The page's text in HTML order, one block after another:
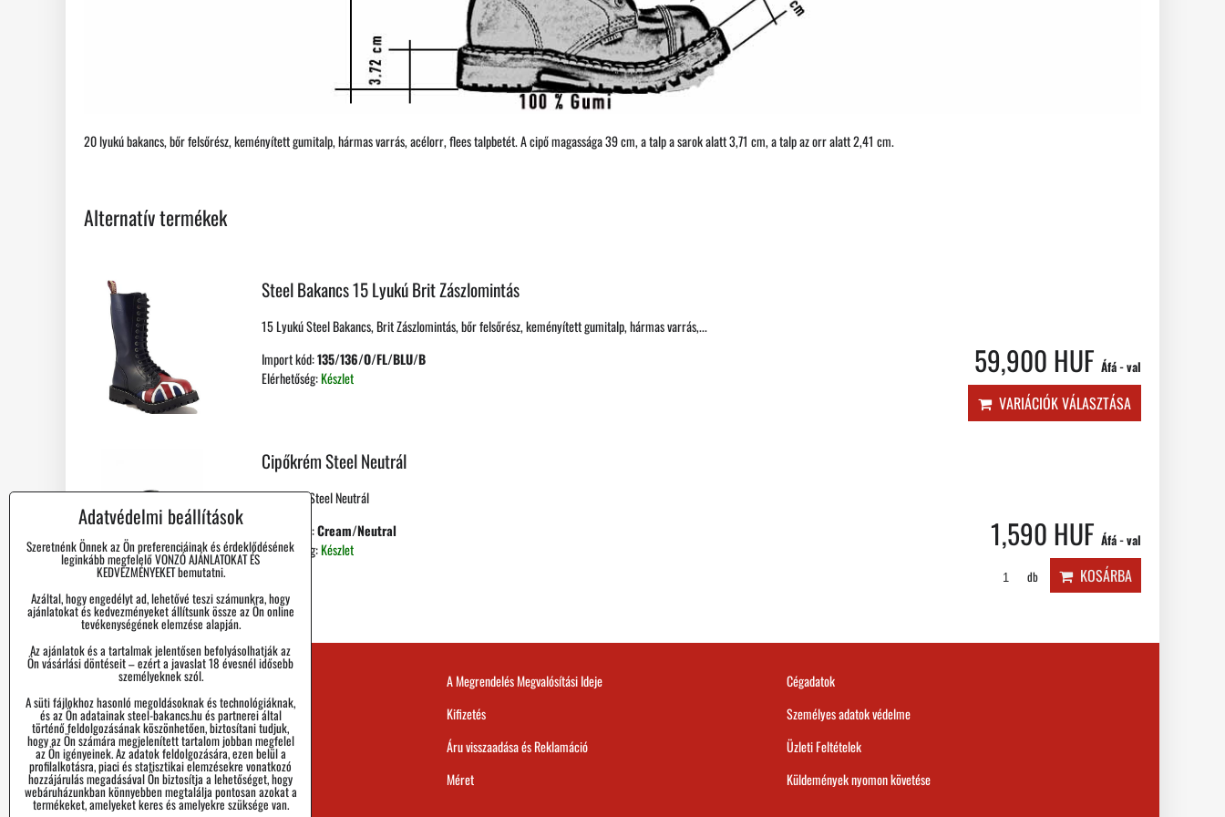
20 lyukú bakancs, bőr felsőrész, keményített gumitalp, hármas varrás, acélorr, flees talpbetét. A cipő magassága 39 cm, a talp a sarok alatt 3,71 cm, a talp az orr alatt 2,41 cm.
Alternatív termékek
Steel Bakancs 15 Lyukú Brit Zászlomintás
15 Lyukú Steel Bakancs, Brit Zászlomintás, bőr felsőrész, keményített gumitalp, hármas varrás,...
Import kód:135/136/O/FL/BLU/B
Elérhetőség:Készlet 59,900 HUF Áfá - val
VARIÁCIÓK VÁLASZTÁSA
Cipőkrém Steel Neutrál
Cipőkrém Steel Neutrál
Import kód:Cream/Neutral
Elérhetőség:Készlet 1,590 HUF Áfá - val
db KOSÁRBA
Kapcsolat
Blog
GIK
A márka örténete
A Megrendelés Megvalósítási Ideje
Kifizetés
Áru visszaadása és Reklamáció
Méret
Cégadatok
Személyes adatok védelme
Üzleti Feltételek
Küldemények nyomon követése
Adatvédelmi beállítások
Szeretnénk Önnek az Ön preferenciáinak és érdeklődésének
leginkább megfelelő VONZÓ AJÁNLATOKAT ÉS
KEDVEZMÉNYEKET bemutatni.
Azáltal, hogy engedélyt ad, lehetővé teszi számunkra, hogy
ajánlatokat és kedvezményeket állítsunk össze az Ön online
tevékenységének elemzése alapján.
Az ajánlatok és a tartalmak jelentősen befolyásolhatják az
Ön vásárlási döntéseit – ezért a javaslat 18 évesnél idősebb
személyeknek szól.
A süti fájlokhoz hasonló megoldásoknak és technológiáknak,
és az Ön adatainak steel-bakancs.hu és partnerei által
történő feldolgozásának köszönhetően, biztosítani tudjuk,
hogy az Ön számára megjelenített tartalom jobban megfelel
az Ön igényeinek. Az adatok feldolgozására, ezen belül a
profilalkotásra, piaci és statisztikai elemzésekre vonatkozó
hozzájárulás megadásával Ön biztosítja a lehetőséget, hogy
webáruházunkban könnyebben megtalálja pontosan azokat a
termékeket, amelyeket keres és amelyekre szüksége van.